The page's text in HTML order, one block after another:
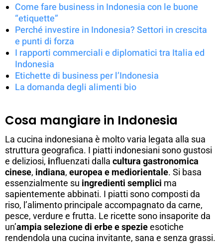
Come fare business in Indonesia con le buone
“etiquette”
Perché investire in Indonesia? Settori in crescita
e punti di forza
I rapporti commerciali e diplomatici tra Italia ed
Indonesia
Etichette di business per l’Indonesia
La domanda degli alimenti bio
Cosa mangiare in Indonesia
La cucina indonesiana è molto varia legata alla sua
struttura geografica. I piatti indonesiani sono gustosi
e deliziosi, influenzati dalla cultura gastronomica
cinese, indiana, europea e mediorientale. Si basa
essenzialmente su ingredienti semplici ma
sapientemente abbinati. I piatti sono composti da
riso, l’alimento principale accompagnato da carne,
pesce, verdure e frutta. Le ricette sono insaporite da
un’ampia selezione di erbe e spezieesotiche
rendendola una cucina invitante, sana e senza grassi.